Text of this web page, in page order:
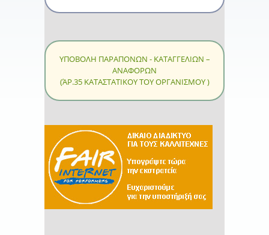
ΥΠΟΒΟΛΗ ΠΑΡΑΠΟΝΩΝ - ΚΑΤΑΓΓΕΛΙΩΝ –
ΑΝΑΦΟΡΩΝ
(ΆΡ.35 ΚΑΤΑΣΤΑΤΙΚΟΥ ΤΟΥ ΟΡΓΑΝΙΣΜΟΥ )